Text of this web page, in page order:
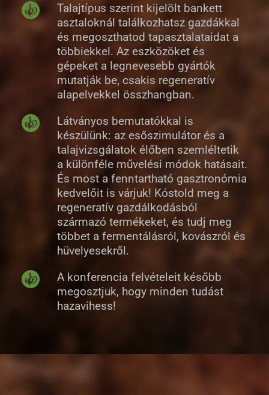
Talajtípus szerint kijelölt bankett
asztaloknál találkozhatsz gazdákkal
és megoszthatod tapasztalataidat a
többiekkel. Az eszközöket és
gépeket a legnevesebb gyártók
mutatják be, csakis regeneratív
alapelvekkel összhangban.
Látványos bemutatókkal is
készülünk: az esőszimulátor és a
talajvizsgálatok élőben szemléltetik
a különféle művelési módok hatásait.
És most a fenntartható gasztronómia
kedvelőit is várjuk! Kóstold meg a
regeneratív gazdálkodásból
származó termékeket, és tudj meg
többet a fermentálásról, kovászról és
hüvelyesekről.
A konferencia felvételeit később
megosztjuk, hogy minden tudást
hazavihess!